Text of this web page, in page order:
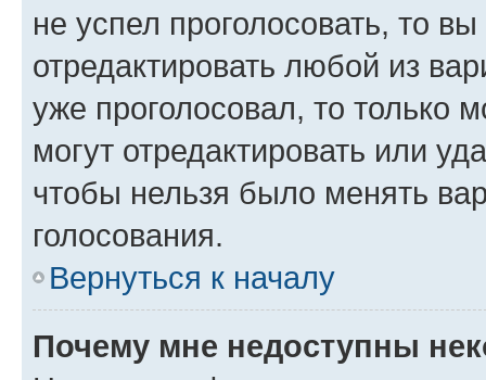
не успел проголосовать, то
отредактировать любой из
уже проголосовал, то только
могут отредактировать или
чтобы нельзя было менять
голосования.
Вернуться к началу
Почему мне недоступны